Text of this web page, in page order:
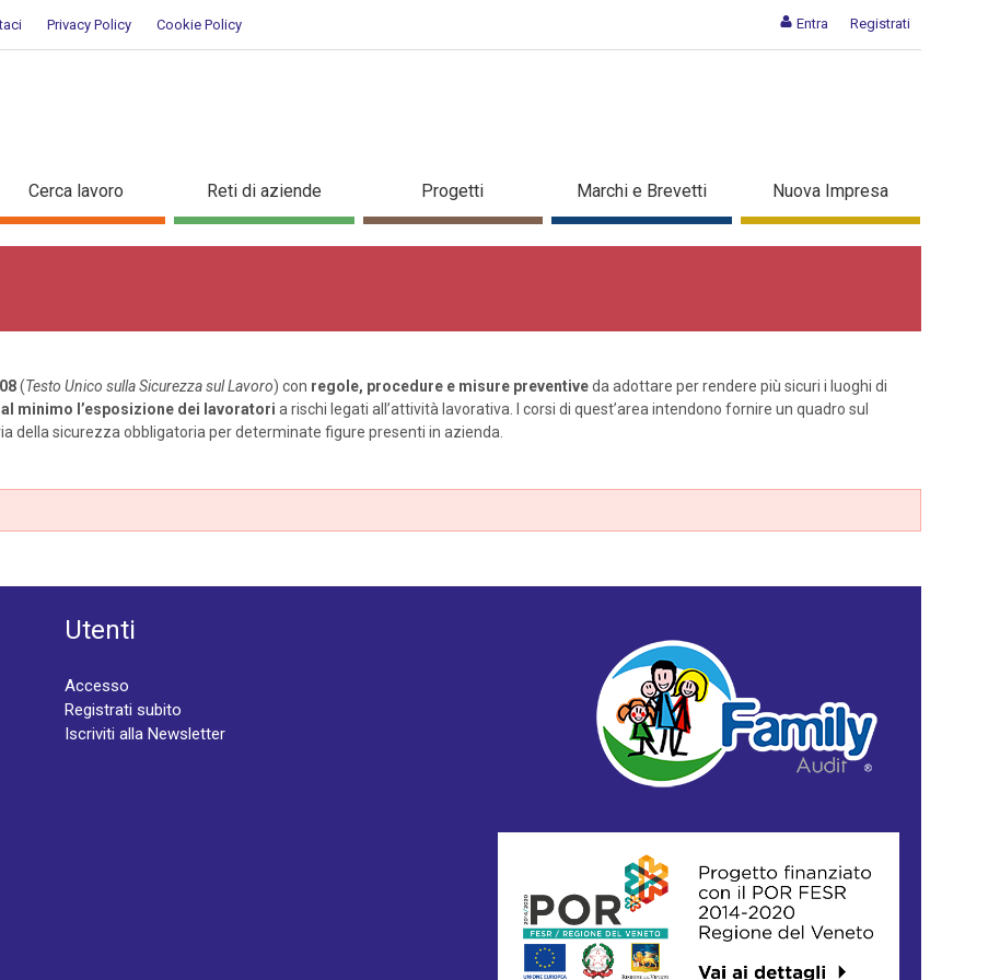
Entra Registrati
Privacy Policy Cookie Policy
Cerca lavoro Reti di aziende Progetti Marchi e Brevetti Nuova Impresa
(Testo Unico sulla Sicurezza sul Lavoro) con regole, procedure e misure preventiveda adottare per rendere più sicuri i luoghi di
minimo l’esposizione dei lavoratori a rischi legati all’attività lavorativa. I corsi di quest’area intendono fornire un quadro sul
della sicurezza obbligatoria per determinate figure presenti in azienda.
Utenti
Accesso
Registrati subito
Iscriviti alla Newsletter